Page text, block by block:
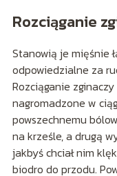
Rozciąganie
Stanowią je mięśnie
odpowiedzialne za
Rozciąganie
nagromadzone w
powszechnemu
na krześle, a drugą
jakbyś chciał nim
biodro do przodu.